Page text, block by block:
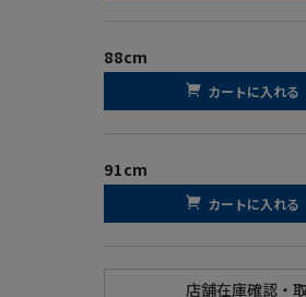
88cm
カートに入れる
91cm
カートに入れる